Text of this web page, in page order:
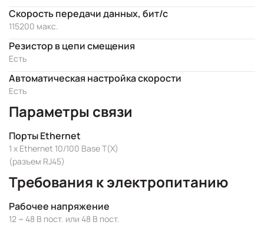
Скорость передачи данных, бит/с
115200 макс.
Резистор в цепи смещения
Есть
Автоматическая настройка скорости
Есть
Параметры связи
Порты Ethernet
1 x Ethernet 10/100 Base T(X)
(разъем RJ45)
Требования к электропитанию
Рабочее напряжение
12 ~ 48 В пост. или 48 В пост.